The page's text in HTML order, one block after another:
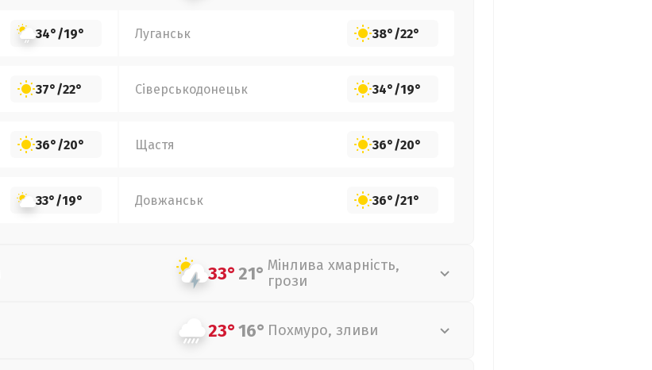
34°/19° Луганськ 38°/22°
37°/22° Сіверськодонецьк 34°/19°
36°/20° Щастя 36°/20°
33°/19° Довжанськ 36°/21°
33°21° Мінлива хмарність,
грози
23°16° Похмуро, зливи